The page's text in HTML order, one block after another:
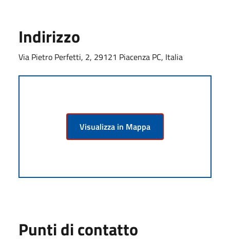
Indirizzo
Via Pietro Perfetti, 2, 29121 Piacenza PC, Italia
Visualizza in Mappa
Punti di contatto